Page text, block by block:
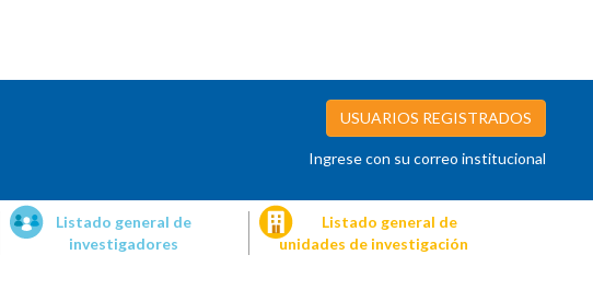
USUARIOS REGISTRADOS
Ingrese con su correo institucional
Listado general de
investigadores
Listado general de
unidades de investigación